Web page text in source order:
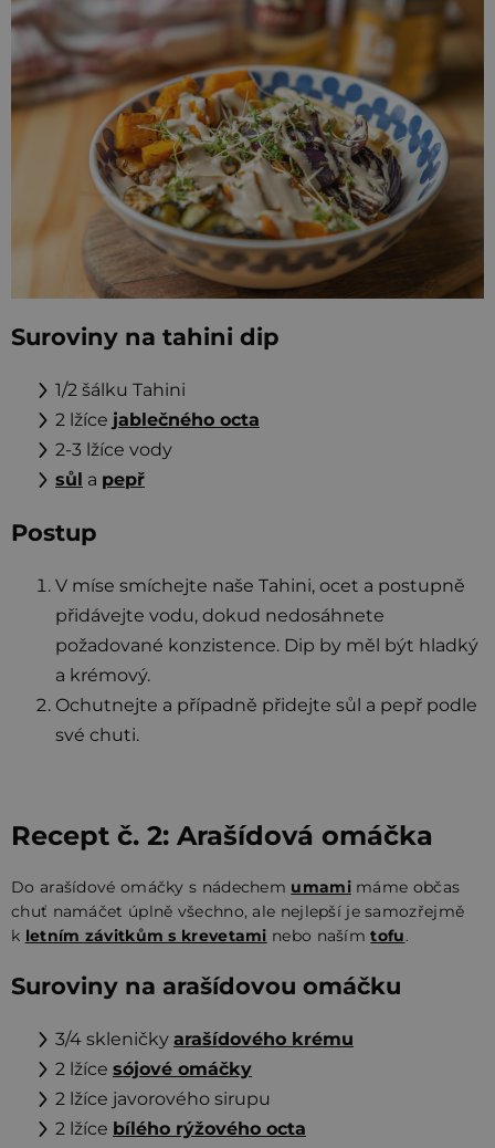
Suroviny na tahini dip
1/2 šálku Tahini
2 lžíce jablečného octa
2-3 lžíce vody
sůl a pepř
Postup
V míse smíchejte naše Tahini, ocet a postupně
přidávejte vodu, dokud nedosáhnete
požadované konzistence. Dip by měl být hladký
a krémový.
Ochutnejte a případně přidejte sůl a pepř podle
své chuti.
Recept č. 2: Arašídová omáčka
Do arašídové omáčky s nádechem umamimáme občas
chuť namáčet úplně všechno, ale nejlepší je samozřejmě
k letním závitkům s krevetami nebo našímtofu.
Suroviny na arašídovou omáčku
3/4 skleničky arašídového krému
2 lžíce sójové omáčky
2 lžíce javorového sirupu
2 lžíce bílého rýžového octa